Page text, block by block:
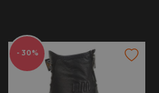
- 30%